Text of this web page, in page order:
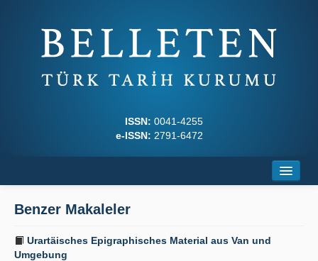
ISSN: 0041-4255
e-ISSN: 2791-6472
Dergi Kurulları
Benzer Makaleler
Urartäisches Epigraphisches Material aus Van und
Umgebung